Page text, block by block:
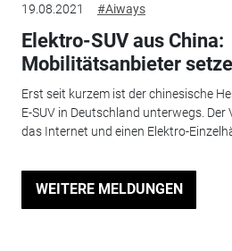
19.08.2021 #Aiways
Elektro-SUV aus China:
Mobilitätsanbieter
Erst seit kurzem ist der chinesische
E-SUV in Deutschland unterwegs.
das Internet und einen Elektro-
WEITERE MELDUNGEN